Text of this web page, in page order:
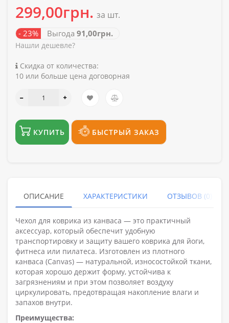
299,00грн. за шт.
- 23% Выгода 91,00грн.
Нашли дешевле?
Скидка от количества:
10 или больше цена договорная
КУПИТЬ БЫСТРЫЙ ЗАКАЗ
ОПИСАНИЕ ХАРАКТЕРИСТИКИ ОТЗЫВОВ (0)
Чехол для коврика из канваса — это практичный
аксессуар, который обеспечит удобную
транспортировку и защиту вашего коврика для йоги,
фитнеса или пилатеса. Изготовлен из плотного
канваса (Canvas) — натуральной, износостойкой ткани,
которая хорошо держит форму, устойчива к
загрязнениям и при этом позволяет воздуху
циркулировать, предотвращая накопление влаги и
запахов внутри.
Преимущества: